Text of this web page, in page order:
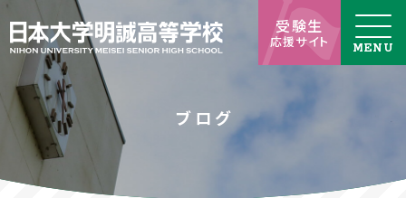
受験生
応援サイト
ブログ